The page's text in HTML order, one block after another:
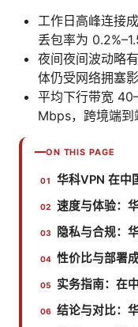
工作日高峰连接
丢包率为
夜间夜间波动略
体仍受网络拥塞影
平均下行带宽
Mbps，跨境端到
ON THIS PAGE
华科VPN 在中
速度与体验：
隐私与合规：
性价比与部署
实务指南：在
结论与对比：